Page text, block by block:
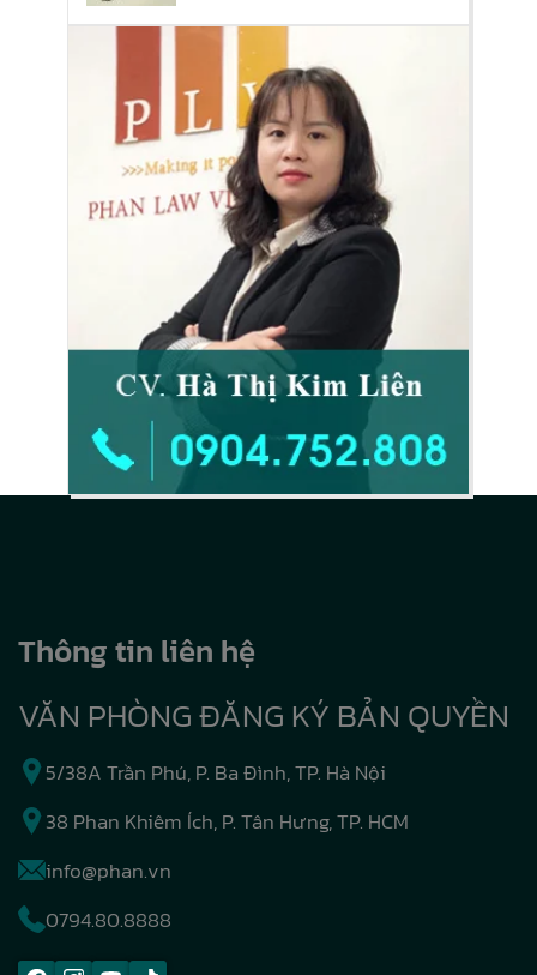
Thông tin liên hệ
VĂN PHÒNG ĐĂNG KÝ BẢN QUYỀN
5/38A Trần Phú, P. Ba Đình, TP. Hà Nội
38 Phan Khiêm Ích, P. Tân Hưng, TP. HCM
info@phan.vn
0794.80.8888